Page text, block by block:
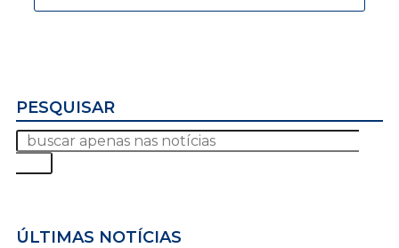
PESQUISAR
ÚLTIMAS NOTÍCIAS